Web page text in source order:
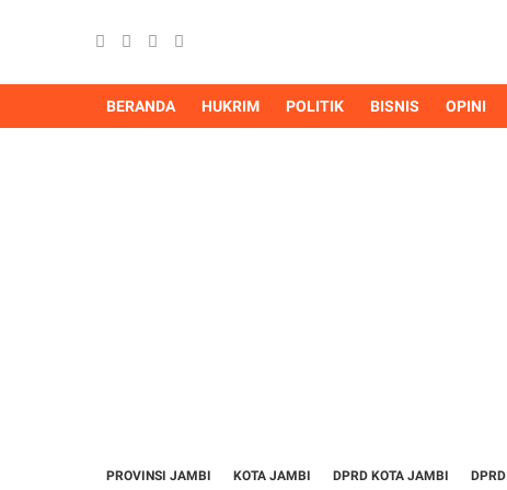
BERANDA HUKRIM POLITIK BISNIS OPINI
PROVINSI JAMBI KOTA JAMBI DPRD KOTA JAMBI